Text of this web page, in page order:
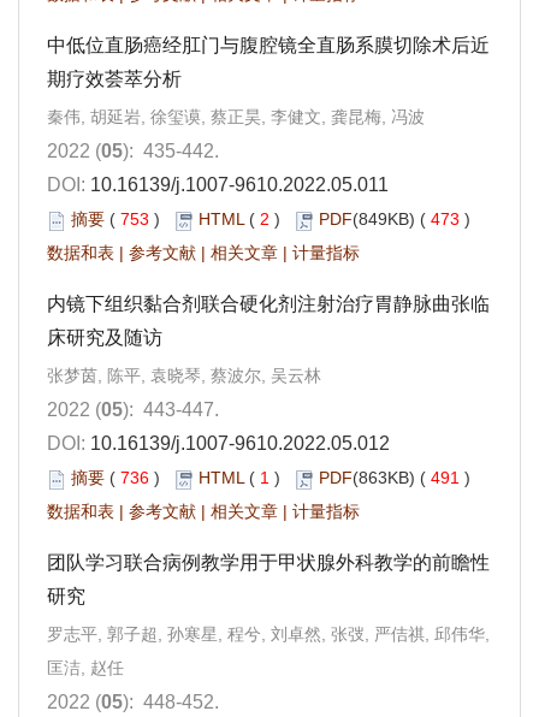
中低位直肠癌经肛门与腹腔镜全直肠系膜切除术后近
期疗效荟萃分析
秦伟, 胡延岩, 徐玺谟, 蔡正昊, 李健文, 龚昆梅, 冯波
2022 (05): 435-442.
DOI: 10.16139/j.1007-9610.2022.05.011
摘要 ( 753 ) HTML( 2 ) PDF(849KB) ( 473 )
数据和表 | 参考文献 | 相关文章 | 计量指标
内镜下组织黏合剂联合硬化剂注射治疗胃静脉曲张临
床研究及随访
张梦茵, 陈平, 袁晓琴, 蔡波尔, 吴云林
2022 (05): 443-447.
DOI: 10.16139/j.1007-9610.2022.05.012
摘要 ( 736 ) HTML( 1 ) PDF(863KB) ( 491 )
数据和表 | 参考文献 | 相关文章 | 计量指标
团队学习联合病例教学用于甲状腺外科教学的前瞻性
研究
罗志平, 郭子超, 孙寒星, 程兮, 刘卓然, 张弢, 严佶祺, 邱伟华,
匡洁, 赵任
2022 (05): 448-452.